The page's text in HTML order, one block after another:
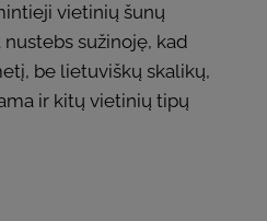
vietinių šunų
sužinoję, kad
be lietuviškų skalikų,
ir kitų vietinių tipų